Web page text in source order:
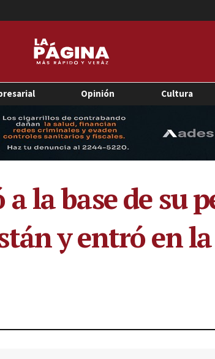
Opinión Cultura
la base de su
y entró en